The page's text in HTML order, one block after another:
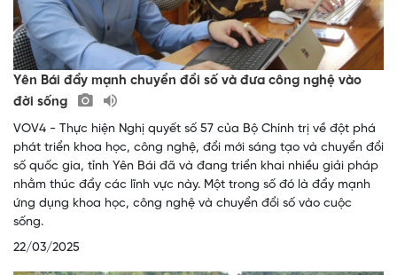
Yên Bái đẩy mạnh chuyển đổi số và đưa công nghệ vào
đời sống
VOV4 - Thực hiện Nghị quyết số 57 của Bộ Chính trị về đột phá
phát triển khoa học, công nghệ, đổi mới sáng tạo và chuyển đổi
số quốc gia, tỉnh Yên Bái đã và đang triển khai nhiều giải pháp
nhằm thúc đẩy các lĩnh vực này. Một trong số đó là đẩy mạnh
ứng dụng khoa học, công nghệ và chuyển đổi số vào cuộc
sống.
22/03/2025